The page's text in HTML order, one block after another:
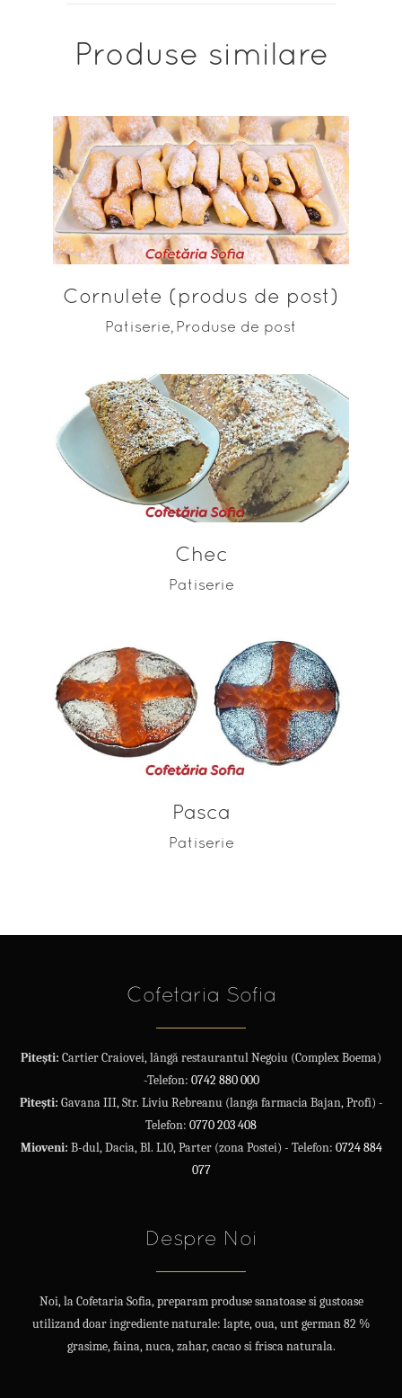
Produse similare
ADAUGĂ ÎN COȘ
Cornulete (produs de post)
Patiserie, Produse de post
ADAUGĂ ÎN COȘ
Chec
Patiserie
ADAUGĂ ÎN COȘ
Pasca
Patiserie
Cofetaria Sofia
Pitești: Cartier Craiovei, lângă restaurantul Negoiu (Complex Boema)
-Telefon: 0742 880 000
Pitești: Gavana III, Str. Liviu Rebreanu (langa farmacia Bajan, Profi) -
Telefon: 0770 203 408
Mioveni: B-dul, Dacia, Bl. L10, Parter (zona Postei) - Telefon: 0724 884
077
Despre Noi
Noi, la Cofetaria Sofia, preparam produse sanatoase si gustoase
utilizand doar ingrediente naturale: lapte, oua, unt german 82 %
grasime, faina, nuca, zahar, cacao si frisca naturala.